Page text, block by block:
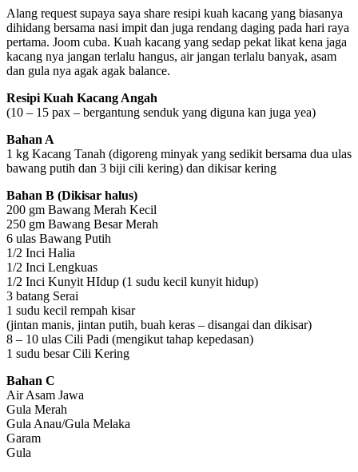
Alang request supaya saya share resipi kuah kacang yang biasanya
dihidang bersama nasi impit dan juga rendang daging pada hari raya
pertama. Joom cuba. Kuah kacang yang sedap pekat likat kena jaga
kacang nya jangan terlalu hangus, air jangan terlalu banyak, asam
dan gula nya agak agak balance.
Resipi Kuah Kacang Angah
(10 – 15 pax – bergantung senduk yang diguna kan juga yea)
Bahan A
1 kg Kacang Tanah (digoreng minyak yang sedikit bersama dua ulas
bawang putih dan 3 biji cili kering) dan dikisar kering
Bahan B (Dikisar halus)
200 gm Bawang Merah Kecil
250 gm Bawang Besar Merah
6 ulas Bawang Putih
1/2 Inci Halia
1/2 Inci Lengkuas
1/2 Inci Kunyit HIdup (1 sudu kecil kunyit hidup)
3 batang Serai
1 sudu kecil rempah kisar
(jintan manis, jintan putih, buah keras – disangai dan dikisar)
8 – 10 ulas Cili Padi (mengikut tahap kepedasan)
1 sudu besar Cili Kering
Bahan C
Air Asam Jawa
Gula Merah
Gula Anau/Gula Melaka
Garam
Gula